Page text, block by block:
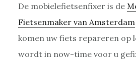
De mobielefietsenfixer is de
Fietsenmaker van Amsterdam
komen uw fiets repareren op
wordt in now-time voor u